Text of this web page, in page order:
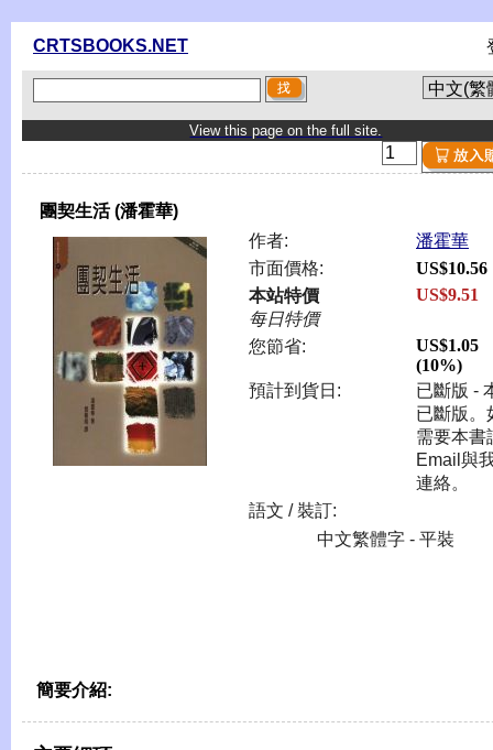
CRTSBOOKS.NET
View this page on the full site.
團契生活 (潘霍華)
作者:
潘霍華
市面價格:
US$10.56
本站特價
每日特價
US$9.51
您節省:
US$1.05
(10%)
預計到貨日:
已斷版 -
已斷版。
需要本書
Email與
連絡。
語文 / 裝訂:
中文繁體字 - 平裝
簡要介紹: